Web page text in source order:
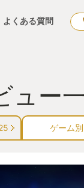
よくある質問
ュー
ゲーム別